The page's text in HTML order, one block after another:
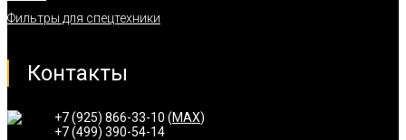
Фильтры для спецтехники
Контакты
+7 (925) 866-33-10 (MAX)
+7 (499) 390-54-14